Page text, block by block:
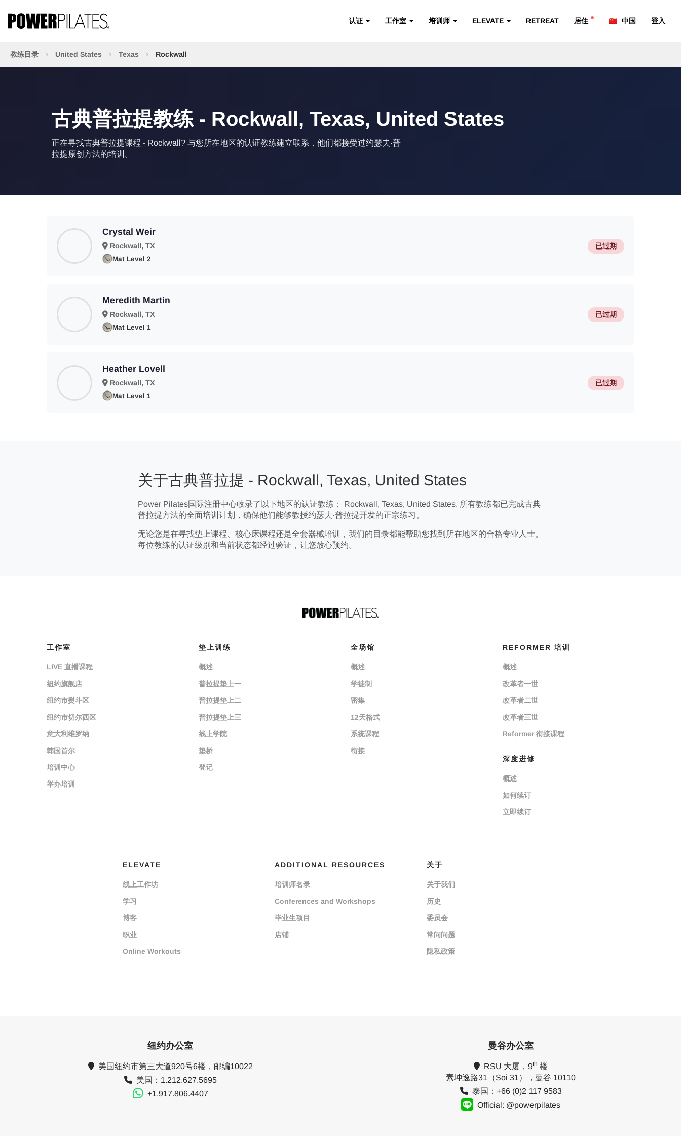
认证 工作室 培训师 ELEVATE RETREAT 居住 中国 登入
教练目录 › United States › Texas › Rockwall
古典普拉提教练 - Rockwall, Texas, United States
正在寻找古典普拉提课程 - Rockwall? 与您所在地区的认证教练建立联系，他们都接受过约瑟夫·普
拉提原创方法的培训。
Crystal Weir
Rockwall, TX
Mat Level 2
已过期
Meredith Martin
Rockwall, TX
Mat Level 1
已过期
Heather Lovell
Rockwall, TX
Mat Level 1
已过期
关于古典普拉提 - Rockwall, Texas, United States
Power Pilates国际注册中心收录了以下地区的认证教练： Rockwall, Texas, United States. 所有教练都已完成古典
普拉提方法的全面培训计划，确保他们能够教授约瑟夫·普拉提开发的正宗练习。
无论您是在寻找垫上课程、核心床课程还是全套器械培训，我们的目录都能帮助您找到所在地区的合格专业人士。
每位教练的认证级别和当前状态都经过验证，让您放心预约。
工作室
LIVE 直播课程
纽约旗舰店
纽约市熨斗区
纽约市切尔西区
意大利维罗纳
韩国首尔
培训中心
举办培训
垫上训练
概述
普拉提垫上一
普拉提垫上二
普拉提垫上三
线上学院
垫桥
登记
全场馆
概述
学徒制
密集
12天格式
系统课程
衔接
REFORMER 培训
概述
改革者一世
改革者二世
改革者三世
Reformer 衔接课程
深度进修
概述
如何续订
立即续订
ELEVATE
线上工作坊
学习
博客
职业
Online Workouts
ADDITIONAL RESOURCES
培训师名录
Conferences and Workshops
毕业生项目
店铺
关于
关于我们
历史
委员会
常问问题
隐私政策
纽约办公室
美国纽约市第三大道920号6楼，邮编10022
美国：1.212.627.5695
+1.917.806.4407
曼谷办公室
RSU 大厦，9th 楼
素坤逸路31（Soi 31），曼谷 10110
泰国：+66 (0)2 117 9583
Official: @powerpilates